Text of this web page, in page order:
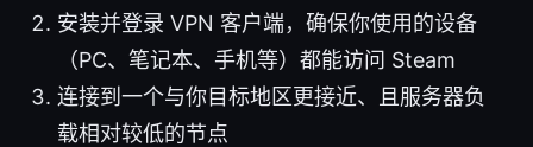
安装并登录 VPN 客户端，确保你使用的设备
（PC、笔记本、手机等）都能访问 Steam
连接到一个与你目标地区更接近、且服务器负
载相对较低的节点